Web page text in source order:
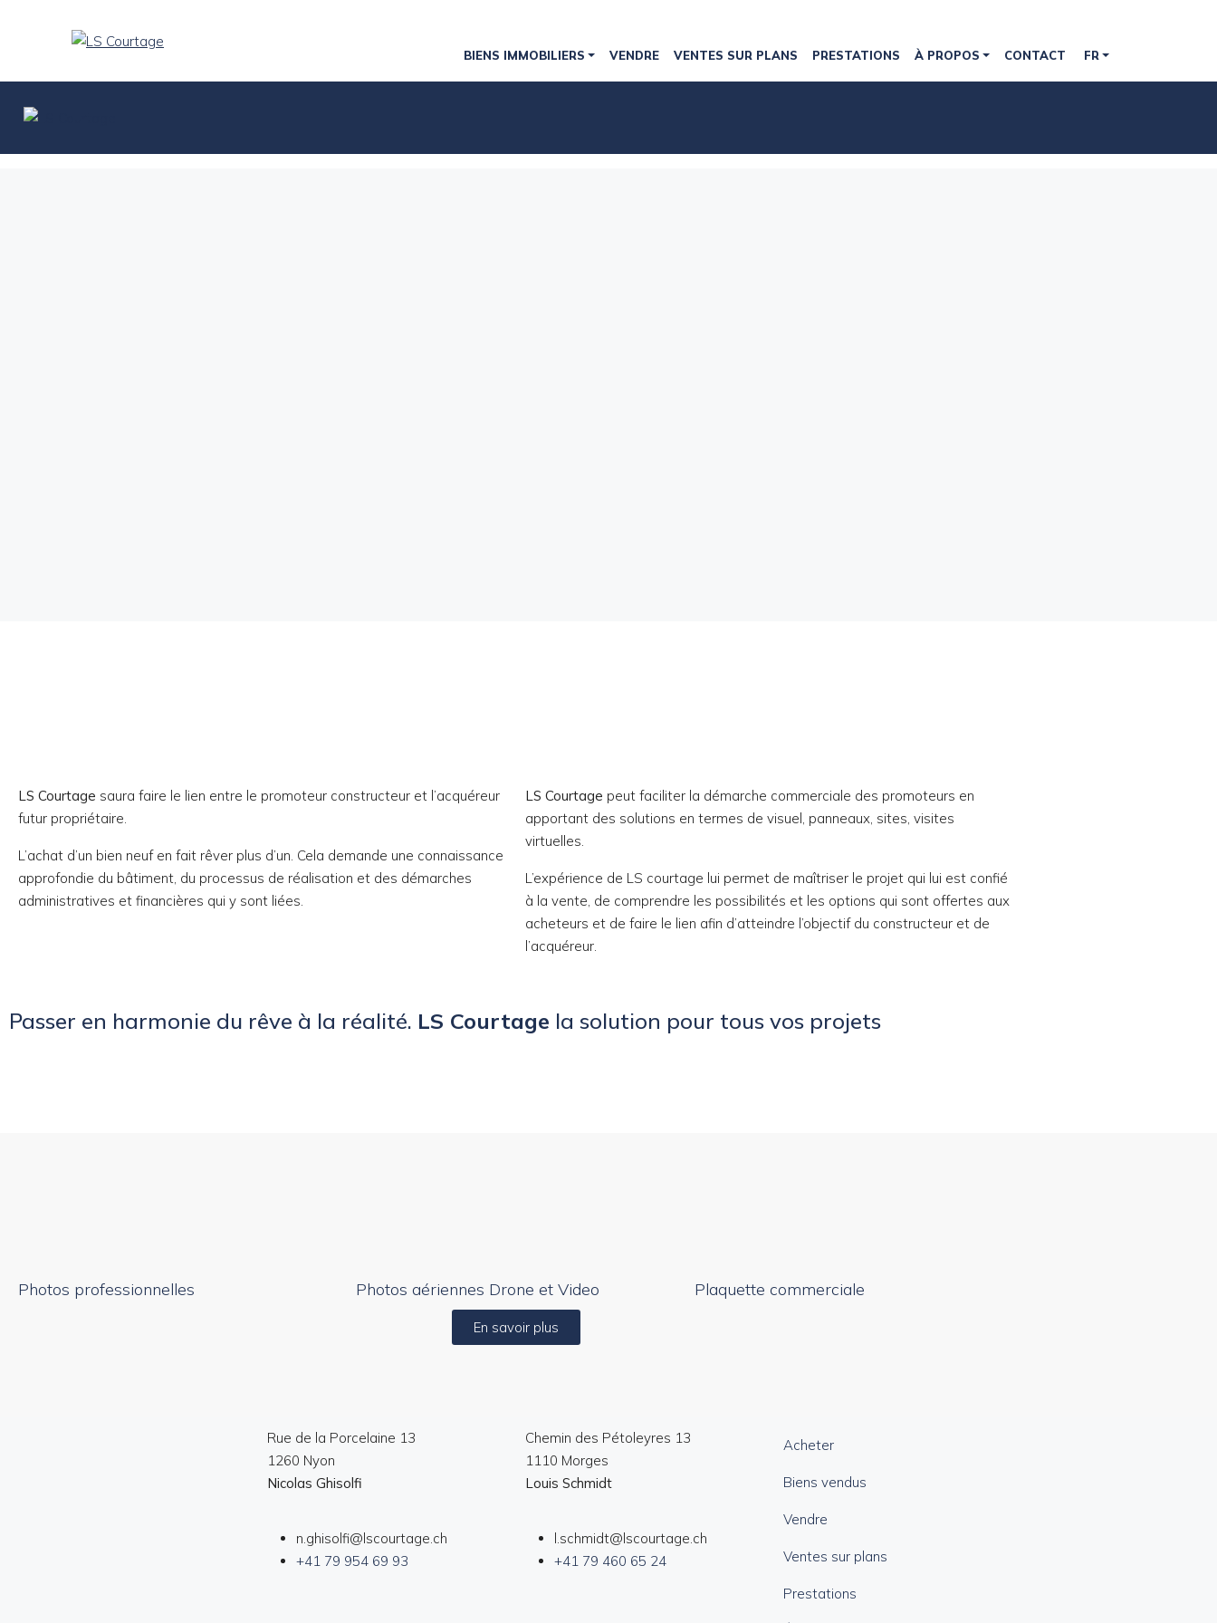
BIENS IMMOBILIERS VENDRE VENTES SUR PLANS PRESTATIONS À PROPOS CONTACT FR
LS Courtage saura faire le lien entre le promoteur constructeur et l’acquéreur
futur propriétaire.
L’achat d’un bien neuf en fait rêver plus d’un. Cela demande une connaissance
approfondie du bâtiment, du processus de réalisation et des démarches
administratives et financières qui y sont liées.
LS Courtage peut faciliter la démarche commerciale des promoteurs en
apportant des solutions en termes de visuel, panneaux, sites, visites
virtuelles.
L’expérience de LS courtage lui permet de maîtriser le projet qui lui est confié
à la vente, de comprendre les possibilités et les options qui sont offertes aux
acheteurs et de faire le lien afin d’atteindre l’objectif du constructeur et de
l’acquéreur.
Passer en harmonie du rêve à la réalité. LS Courtage la solution pour tous vos projets
Photos professionnelles Photos aériennes Drone et Video Plaquette commerciale
En savoir plus
Rue de la Porcelaine 13
1260 Nyon
Nicolas Ghisolfi
n.ghisolfi@lscourtage.ch
+41 79 954 69 93
Chemin des Pétoleyres 13
1110 Morges
Louis Schmidt
l.schmidt@lscourtage.ch
+41 79 460 65 24
Acheter
Biens vendus
Vendre
Ventes sur plans
Prestations